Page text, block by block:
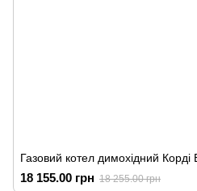
Газовий котел димохідний
18 155.00 грн 18 255.00 грн